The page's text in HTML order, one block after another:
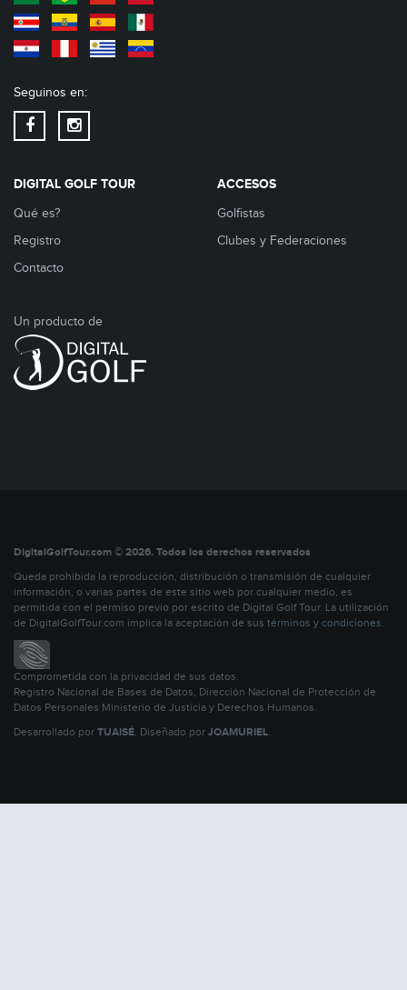
Seguinos en:
DIGITAL GOLF TOUR
Qué es?
Registro
Contacto
ACCESOS
Golfistas
Clubes y Federaciones
Un producto de
DigitalGolfTour.com © 2026. Todos los derechos reservados
Queda prohibida la reproducción, distribución o transmisión de cualquier
información, o varias partes de este sitio web por cualquier medio, es
permitida con el permiso previo por escrito de Digital Golf Tour. La utilización
de DigitalGolfTour.com implica la aceptación de sus términos y condiciones.
Comprometida con la privacidad de sus datos.
Registro Nacional de Bases de Datos, Dirección Nacional de Protección de
Datos Personales Ministerio de Justicia y Derechos Humanos.
Desarrollado por TUAISÉ. Diseñado por JOAMURIEL.